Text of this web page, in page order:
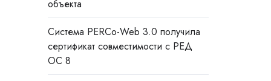
объекта
Система PERCo-Web 3.0 получила
сертификат совместимости с РЕД
ОС 8